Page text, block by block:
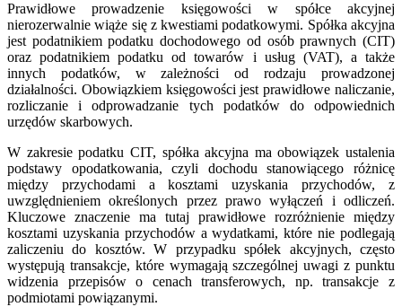
Prawidłowe prowadzenie księgowości w spółce akcyjnej
nierozerwalnie wiąże się z kwestiami podatkowymi. Spółka akcyjna
jest podatnikiem podatku dochodowego od osób prawnych (CIT)
oraz podatnikiem podatku od towarów i usług (VAT), a także
innych podatków, w zależności od rodzaju prowadzonej
działalności. Obowiązkiem księgowości jest prawidłowe naliczanie,
rozliczanie i odprowadzanie tych podatków do odpowiednich
urzędów skarbowych.
W zakresie podatku CIT, spółka akcyjna ma obowiązek ustalenia
podstawy opodatkowania, czyli dochodu stanowiącego różnicę
między przychodami a kosztami uzyskania przychodów, z
uwzględnieniem określonych przez prawo wyłączeń i odliczeń.
Kluczowe znaczenie ma tutaj prawidłowe rozróżnienie między
kosztami uzyskania przychodów a wydatkami, które nie podlegają
zaliczeniu do kosztów. W przypadku spółek akcyjnych, często
występują transakcje, które wymagają szczególnej uwagi z punktu
widzenia przepisów o cenach transferowych, np. transakcje z
podmiotami powiązanymi.